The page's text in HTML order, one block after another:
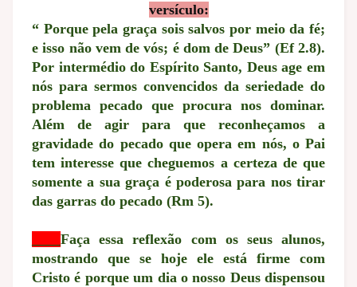
versículo:
“ Porque pela graça sois salvos por meio da fé;
e isso não vem de vós; é dom de Deus” (Ef 2.8).
Por intermédio do Espírito Santo, Deus age em
nós para sermos convencidos da seriedade do
problema pecado que procura nos dominar.
Além de agir para que reconheçamos a
gravidade do pecado que opera em nós, o Pai
tem interesse que cheguemos a certeza de que
somente a sua graça é poderosa para nos tirar
das garras do pecado (Rm 5).
Faça essa reflexão com os seus alunos,
mostrando que se hoje ele está firme com
Cristo é porque um dia o nosso Deus dispensou